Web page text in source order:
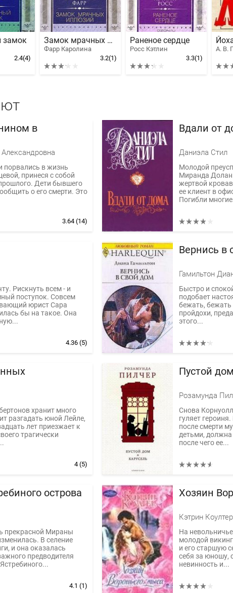
замок
2.4(4)
Замок мрачных иллюзий
Фарр Каролина
3.2(1)
Раненое сердце
Росс Кэтлин
3.3(1)
А. В.
в
порвались в жизнь
принеся с собой
Дети бывшего
о его смерти. Это
3.64 (14)
Вдали от
Даниэла Стил
Молодой
Миранда Долан
жертвой
ее клиент в
Погибли
Рискнуть всем - и
поступок. Совсем
юрист Сара
бы на такое. Она
4.36 (5)
Вернись в
Гамильтон
Быстро и
подобает
бежать, бежать
пройдохи,
этого...
хранит много
разгадать юной Лейле,
лет приезжает к
трагически
4 (5)
Пустой дом
Розамунда
Снова
гуляет
после смерти
детьми,
после чего ее...
острова
прекрасной Мираны
В селение
и она оказалась
предводителя
4.1 (1)
Хозяин
Кэтрин Коултер
На
молодой
и его старшую
себя за юношу,
невинность и...